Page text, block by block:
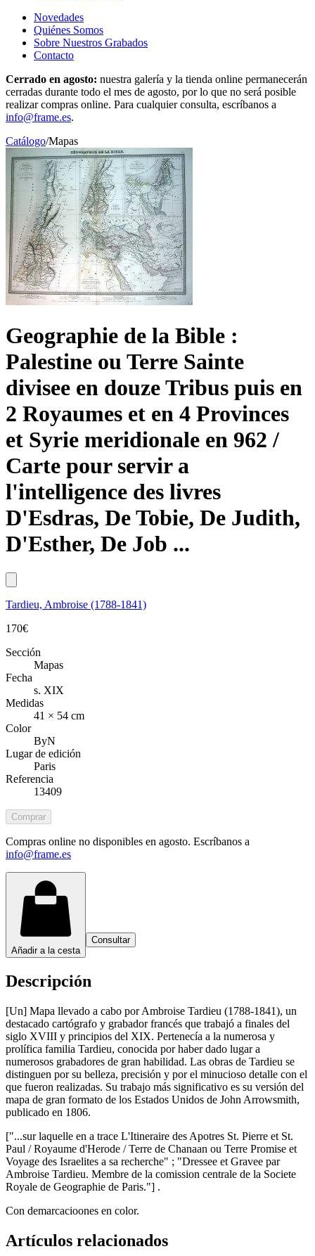
Novedades
Quiénes Somos
Sobre Nuestros Grabados
Contacto
Cerrado en agosto: nuestra galería y la tienda online permanecerán
cerradas durante todo el mes de agosto, por lo que no será posible
realizar compras online. Para cualquier consulta, escríbanos a
info@frame.es.
Catálogo/Mapas
Geographie de la Bible :
Palestine ou Terre Sainte
divisee en douze Tribus puis en
2 Royaumes et en 4 Provinces
et Syrie meridionale en 962 /
Carte pour servir a
l'intelligence des livres
D'Esdras, De Tobie, De Judith,
D'Esther, De Job ...
Tardieu, Ambroise (1788-1841)
170€
Sección
Mapas
Fecha
s. XIX
Medidas
41 × 54 cm
Color
ByN
Lugar de edición
Paris
Referencia
13409
Comprar
Compras online no disponibles en agosto. Escríbanos a
info@frame.es
Añadir a la cesta
Consultar
Descripción
[Un] Mapa llevado a cabo por Ambroise Tardieu (1788-1841), un
destacado cartógrafo y grabador francés que trabajó a finales del
siglo XVIII y principios del XIX. Pertenecía a la numerosa y
prolífica familia Tardieu, conocida por haber dado lugar a
numerosos grabadores de gran habilidad. Las obras de Tardieu se
distinguen por su belleza, precisión y por el minucioso detalle con el
que fueron realizadas. Su trabajo más significativo es su versión del
mapa de gran formato de los Estados Unidos de John Arrowsmith,
publicado en 1806.
["...sur laquelle en a trace L'Itineraire des Apotres St. Pierre et St.
Paul / Royaume d'Herode / Terre de Chanaan ou Terre Promise et
Voyage des Israelites a sa recherche" ; "Dressee et Gravee par
Ambroise Tardieu. Membre de la comission centrale de la Societe
Royale de Geographie de Paris."] .
Con demarcacioones en color.
Artículos relacionados